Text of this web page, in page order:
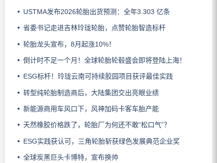
USTMA发布2026轮胎出货预测：全年3.303 亿条
省委书记走进吉林玲珑轮胎，点赞轮胎智造标杆
轮胎龙头宣布，8月起涨10%！
倒计时不足一个月！全球轮胎轮毂盛会即将登陆上海！
ESG标杆！玲珑云南可持续胶园项目获评最佳实践
转型纯轮胎制造商后，大陆集团交出亮眼业绩
新能源商用车风口下，风神加码卡客车胎产能
天然橡胶价格跌了，轮胎厂为何还不敢“松口气”？
ESG实践获认可，三角轮胎斩获绿色发展典范企业奖
全球炭黑巨头卡博特，宣布换帅